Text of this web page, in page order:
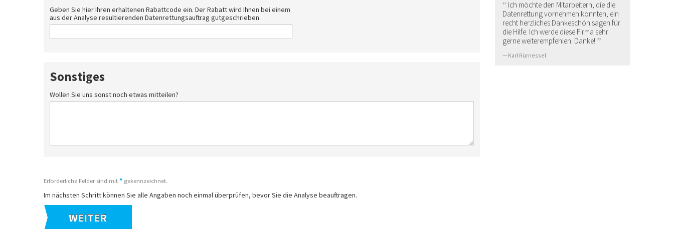
Geben Sie hier Ihren erhaltenen Rabattcode ein. Der Rabatt wird Ihnen bei einem
aus der Analyse resultierenden Datenrettungsauftrag gutgeschrieben.
Sonstiges
Wollen Sie uns sonst noch etwas mitteilen?
Erforderliche Felder sind mit * gekennzeichnet.
Im nächsten Schritt können Sie alle Angaben noch einmal überprüfen, bevor Sie die Analyse beauftragen.
WEITER
Ich möchte den Mitarbeitern, die die
Datenrettung vornehmen konnten, ein
recht herzliches Dankeschön sagen für
die Hilfe. Ich werde diese Firma sehr
gerne weiterempfehlen. Danke!
Karl Rürnessel